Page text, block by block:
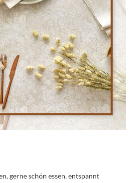
gerne schön essen, entspannt